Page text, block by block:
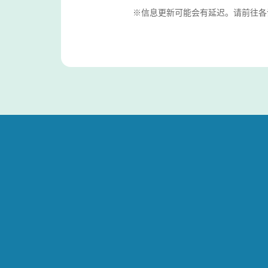
※信息更新可能会有延迟。请前往各